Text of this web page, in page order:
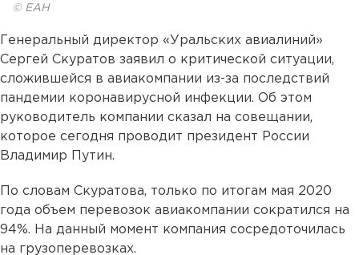
© ЕАН
Генеральный директор «Уральских авиалиний»
Сергей Скуратов заявил о критической ситуации,
сложившейся в авиакомпании из-за последствий
пандемии коронавирусной инфекции. Об этом
руководитель компании сказал на совещании,
которое сегодня проводит президент России
Владимир Путин.
По словам Скуратова, только по итогам мая 2020
года объем перевозок авиакомпании сократился на
94%. На данный момент компания сосредоточилась
на грузоперевозках.